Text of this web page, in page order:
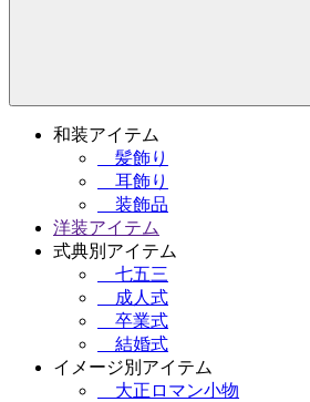
和装アイテム
髪飾り
耳飾り
装飾品
洋装アイテム
式典別アイテム
七五三
成人式
卒業式
結婚式
イメージ別アイテム
大正ロマン小物